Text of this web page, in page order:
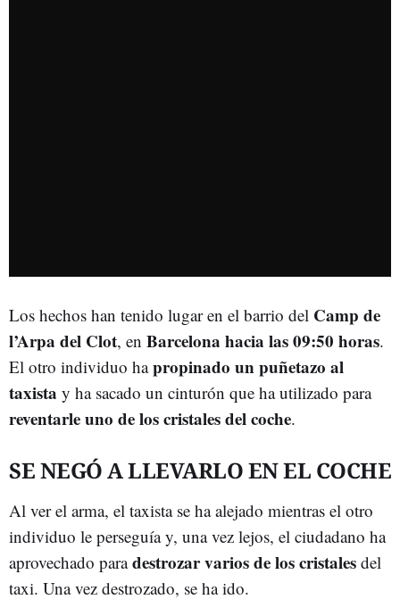
Los hechos han tenido lugar en el barrio del Camp de
l’Arpa del Clot, en Barcelona hacia las 09:50 horas.
El otro individuo hapropinado un puñetazo al
taxista y ha sacado un cinturón que ha utilizado para
reventarle uno de los cristales del coche.
SE NEGÓ A LLEVARLO EN EL COCHE
Al ver el arma, el taxista se ha alejado mientras el otro
individuo le perseguía y, una vez lejos, el ciudadano ha
aprovechado paradestrozar varios de los cristales del
taxi. Una vez destrozado, se ha ido.